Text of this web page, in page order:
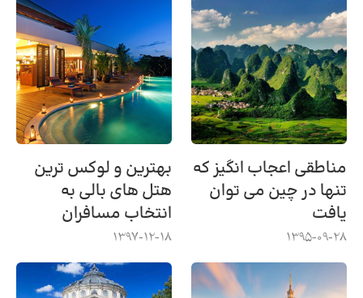
مناطقی اعجاب انگیز که
تنها در چین می توان
یافت
1395-09-28
بهترین و لوکس ترین
هتل های بالی به
انتخاب مسافران
1397-12-18